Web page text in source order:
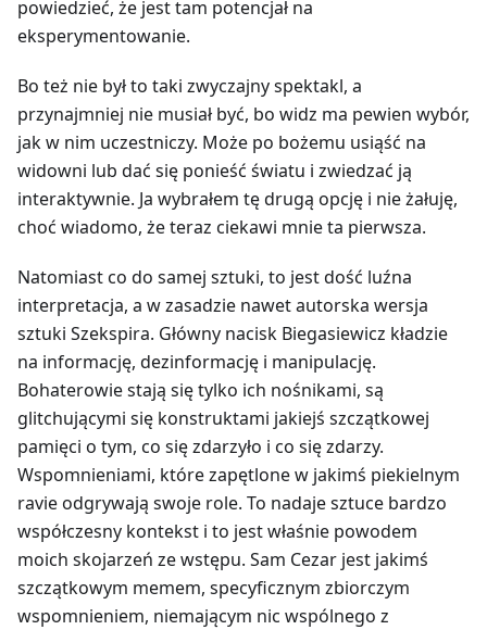
powiedzieć, że jest tam potencjał na
eksperymentowanie.
Bo też nie był to taki zwyczajny spektakl, a
przynajmniej nie musiał być, bo widz ma pewien wybór,
jak w nim uczestniczy. Może po bożemu usiąść na
widowni lub dać się ponieść światu i zwiedzać ją
interaktywnie. Ja wybrałem tę drugą opcję i nie żałuję,
choć wiadomo, że teraz ciekawi mnie ta pierwsza.
Natomiast co do samej sztuki, to jest dość luźna
interpretacja, a w zasadzie nawet autorska wersja
sztuki Szekspira. Główny nacisk Biegasiewicz kładzie
na informację, dezinformację i manipulację.
Bohaterowie stają się tylko ich nośnikami, są
glitchującymi się konstruktami jakiejś szczątkowej
pamięci o tym, co się zdarzyło i co się zdarzy.
Wspomnieniami, które zapętlone w jakimś piekielnym
ravie odgrywają swoje role. To nadaje sztuce bardzo
współczesny kontekst i to jest właśnie powodem
moich skojarzeń ze wstępu. Sam Cezar jest jakimś
szczątkowym memem, specyficznym zbiorczym
wspomnieniem, niemającym nic wspólnego z